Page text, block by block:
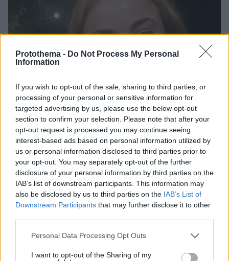
Protothema - Do Not Process My Personal
Information
If you wish to opt-out of the sale, sharing to third parties, or
processing of your personal or sensitive information for
targeted advertising by us, please use the below opt-out
section to confirm your selection. Please note that after your
opt-out request is processed you may continue seeing
interest-based ads based on personal information utilized by
us or personal information disclosed to third parties prior to
your opt-out. You may separately opt-out of the further
disclosure of your personal information by third parties on the
IAB’s list of downstream participants. This information may
also be disclosed by us to third parties on the IAB’s List of
Downstream Participants that may further disclose it to other
Please note that this website/app uses one or more Google
not limited to your visit or usage behaviour. You may click to
Personal Data Processing Opt Outs
I want to opt-out of the Sharing of my